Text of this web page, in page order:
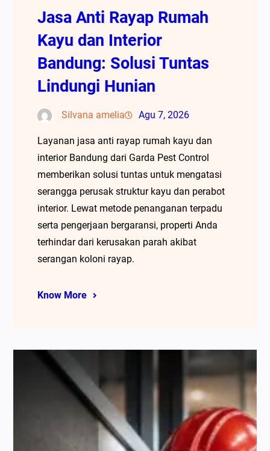
Jasa Anti Rayap Rumah
Kayu dan Interior
Bandung: Solusi Tuntas
Lindungi Hunian
Silvana amelia Agu 7, 2026
Layanan jasa anti rayap rumah kayu dan
interior Bandung dari Garda Pest Control
memberikan solusi tuntas untuk mengatasi
serangga perusak struktur kayu dan perabot
interior. Lewat metode penanganan terpadu
serta pengerjaan bergaransi, properti Anda
terhindar dari kerusakan parah akibat
serangan koloni rayap.
Know More